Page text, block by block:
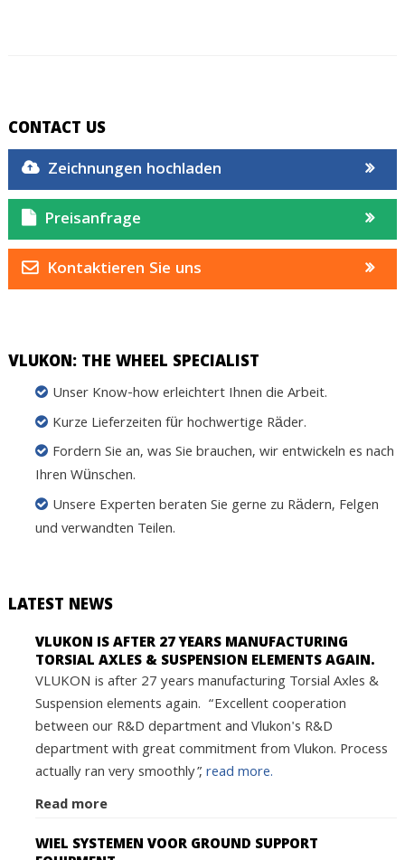
CONTACT US
Zeichnungen hochladen
Preisanfrage
Kontaktieren Sie uns
VLUKON: THE WHEEL SPECIALIST
Unser Know-how erleichtert Ihnen die Arbeit.
Kurze Lieferzeiten für hochwertige Räder.
Fordern Sie an, was Sie brauchen, wir entwickeln es nach
Ihren Wünschen.
Unsere Experten beraten Sie gerne zu Rädern, Felgen
und verwandten Teilen.
LATEST NEWS
VLUKON IS AFTER 27 YEARS MANUFACTURING
TORSIAL AXLES & SUSPENSION ELEMENTS AGAIN.
VLUKON is after 27 years manufacturing Torsial Axles &
Suspension elements again. “Excellent cooperation
between our R&D department and Vlukon's R&D
department with great commitment from Vlukon. Process
actually ran very smoothly”,read more.
Read more
WIEL SYSTEMEN VOOR GROUND SUPPORT